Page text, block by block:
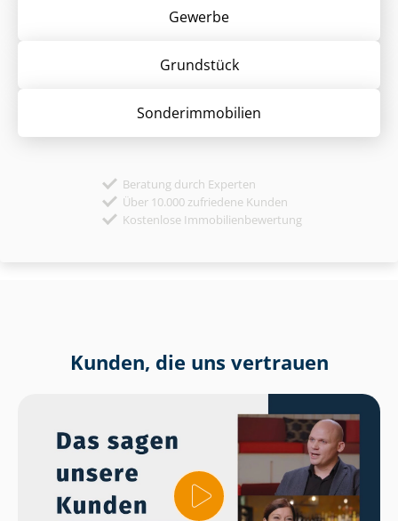
Gewerbe
Grund­stück
Sonder­immobilien
Beratung durch Experten
Über 10.000 zufriedene Kunden
Kostenlose Immobilienbewertung
Kunden, die uns vertrauen